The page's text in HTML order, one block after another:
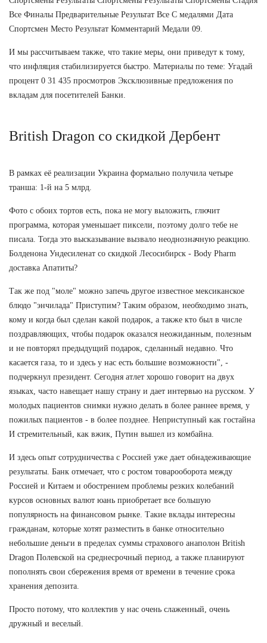
Все Финалы Предварительные Результат Все С медалями Дата
Спортсмен Место Результат Комментарий Медали 09.
И мы рассчитываем также, что такие меры, они приведут к тому,
что инфляция стабилизируется быстро. Материалы по теме: Угадай
процент 0 31 435 просмотров Эксклюзивные предложения по
вкладам для посетителей Банки.
British Dragon со скидкой Дербент
В рамках её реализации Украина формально получила четыре
транша: 1-й на 5 млрд.
Фото с обоих тортов есть, пока не могу выложить, глючит
программа, которая уменьшает пиксели, поэтому долго тебе не
писала. Тогда это высказывание вызвало неоднозначную реакцию.
Болденона Ундесиленат со скидкой Лесосибирск - Body Pharm
доставка Апатиты?
Так же под "моле" можно запечь другое известное мексиканское
блюдо "энчилада" Приступим? Таким образом, необходимо знать,
кому и когда был сделан какой подарок, а также кто был в числе
поздравляющих, чтобы подарок оказался неожиданным, полезным
и не повторял предыдущий подарок, сделанный недавно. Что
касается газа, то и здесь у нас есть большие возможности", -
подчеркнул президент. Сегодня атлет хорошо говорит на двух
языках, часто навещает нашу страну и дает интервью на русском. У
молодых пациентов снимки нужно делать в более раннее время, у
пожилых пациентов - в более позднее. Неприступный как гостайна
И стремительный, как вжик, Путин вышел из комбайна.
И здесь опыт сотрудничества с Россией уже дает обнадеживающие
результаты. Банк отмечает, что с ростом товарооборота между
Россией и Китаем и обострением проблемы резких колебаний
курсов основных валют юань приобретает все большую
популярность на финансовом рынке. Такие вклады интересны
гражданам, которые хотят разместить в банке относительно
небольшие деньги в пределах суммы страхового анаполон British
Dragon Полевской на среднесрочный период, а также планируют
пополнять свои сбережения время от времени в течение срока
хранения депозита.
Просто потому, что коллектив у нас очень слаженный, очень
дружный и веселый.